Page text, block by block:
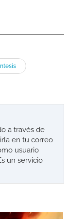
a través de
en tu correo
usuario
un servicio